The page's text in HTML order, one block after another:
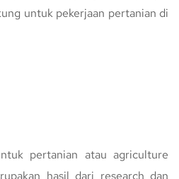
untuk pekerjaan pertanian di
pertanian atau agriculture
hasil dari research dan